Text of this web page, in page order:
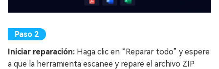
Iniciar reparación: Haga clic en “Reparar todo” y espere
a que la herramienta escanee y repare el archivo ZIP